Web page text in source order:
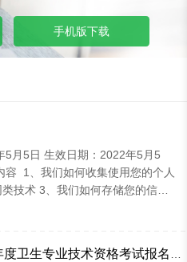
手机版下载
5月5日 生效日期：2022年5月5
容 1、我们如何收集使用您的个人
技术 3、我们如何存储您的信
们如何共享、转让、公开披露您的
重要提醒：请尽快查看2021年度卫生专业技术资格考试报名资格审核结果